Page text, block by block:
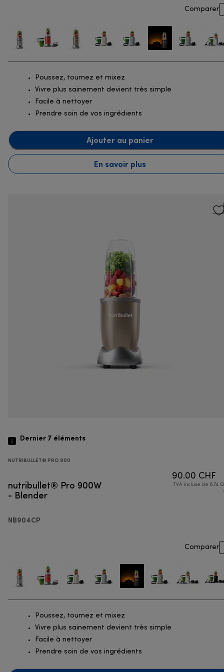
Comparer
Poussez, tournez et mixez
Vivre plus sainement devient très simple
Facile à nettoyer
Prendre soin de vos ingrédients
Ajouter au panier
En savoir plus
Dernier 7 éléments
NUTRIBULLET® PRO 900
nutribullet® Pro 900W
- Blender
NB904CP
90.00 CHF
TVA incluse de 6.74
Comparer
Poussez, tournez et mixez
Vivre plus sainement devient très simple
Facile à nettoyer
Prendre soin de vos ingrédients